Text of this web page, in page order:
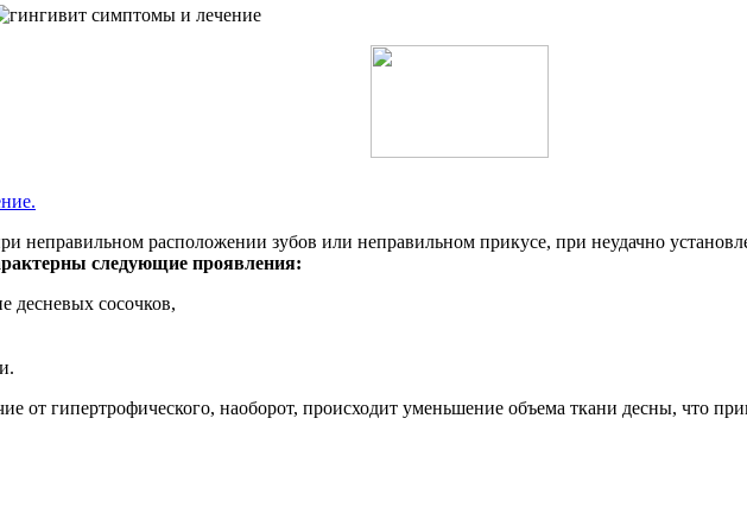
неправильном расположении зубов или неправильном прикусе, при неудачно
следующие проявления:
десневых сосочков,
от гипертрофического, наоборот, происходит уменьшение объема ткани десны, что